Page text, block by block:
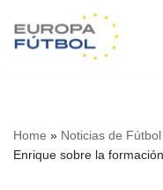
Saltar
Home » Noticias de
Enrique sobre la